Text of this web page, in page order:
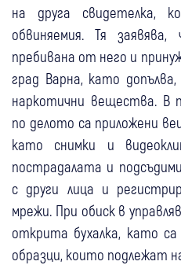
на друга свидетелка,
обвиняемия. Тя
пребивана от него и
град Варна, като
наркотични вещества. В
по делото са приложени
като снимки и
пострадалата и
с други лица и
мрежи. При обиск в
открита бухалка, като
образци, които подлежат